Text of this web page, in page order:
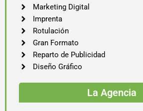
Marketing Digital
Imprenta
Rotulación
Gran Formato
Reparto de Publicidad
Diseño Gráfico
La Agencia